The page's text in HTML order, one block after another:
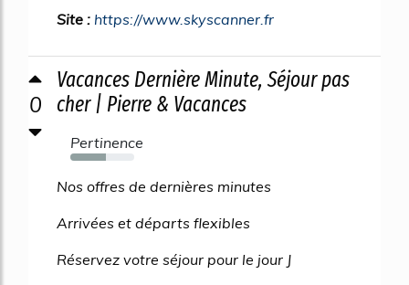
Site : https://www.skyscanner.fr
0
Vacances Dernière Minute, Séjour pas
cher | Pierre & Vacances
Pertinence
56%
Nos offres de dernières minutes
Arrivées et départs flexibles
Réservez votre séjour pour le jour J